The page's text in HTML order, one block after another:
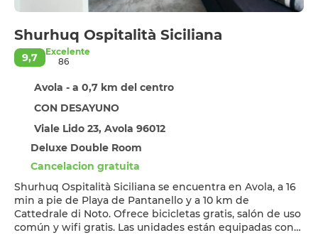
Shurhuq Ospitalità Siciliana
9,7
Excelente
86
Avola - a 0,7 km del centro
CON DESAYUNO
Viale Lido 23, Avola 96012
Deluxe Double Room
Cancelacion gratuita
Shurhuq Ospitalità Siciliana se encuentra en Avola, a 16
min a pie de Playa de Pantanello y a 10 km de
Cattedrale di Noto. Ofrece bicicletas gratis, salón de uso
común y wifi gratis. Las unidades están equipadas con